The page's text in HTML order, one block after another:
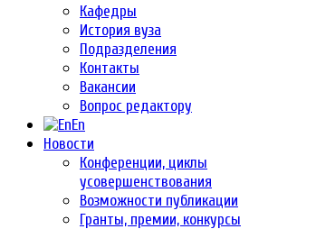
Кафедры
История вуза
Подразделения
Контакты
Вакансии
Вопрос редактору
En
Новости
Конференции, циклы
усовершенствования
Возможности публикации
Гранты, премии, конкурсы